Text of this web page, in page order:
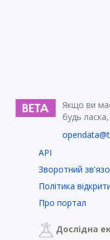
Якщо ви
будь
API
Зворотний
Політика
Про портал
Дослідна